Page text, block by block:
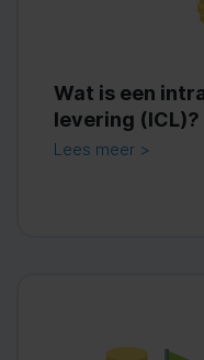
Wat is een
levering (ICL)?
Lees meer >